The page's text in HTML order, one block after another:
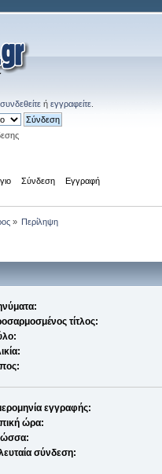
συνδεθείτε ή εγγραφείτε
Σύνδεση Εγγραφή
» Περίληψη
τίτλος:
εγγραφής:
ώρα:
σύνδεση: